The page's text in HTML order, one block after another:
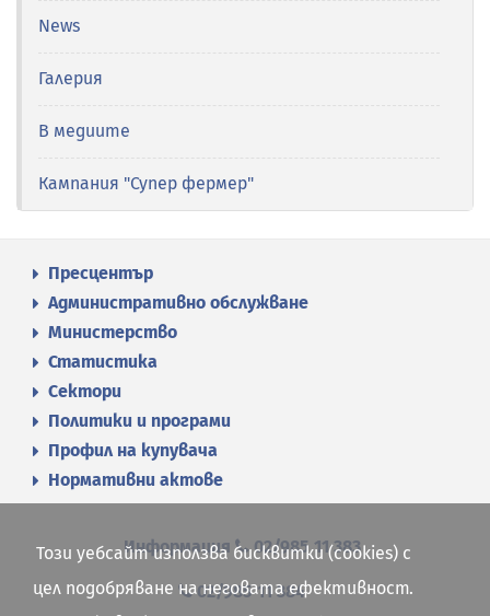
News
Галерия
В медиите
Кампания "Супер фермер"
Пресцентър
Административно обслужване
Министерство
Статистика
Сектори
Политики и програми
Профил на купувача
Нормативни актове
Информация 02/985 11 383
02/985 11 384
Този уебсайт използва бисквитки (cookies) с
цел подобряване на неговата ефективност.